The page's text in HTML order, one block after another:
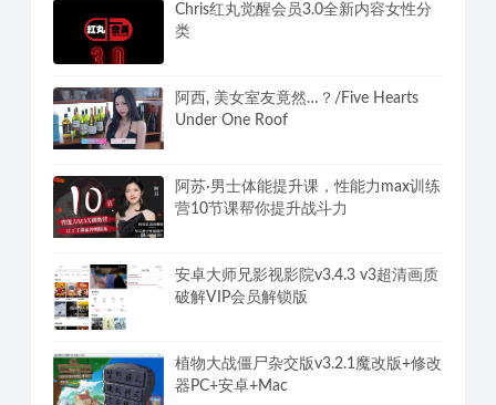
Chris红丸觉醒会员3.0全新内容女性分
类
阿西, 美女室友竟然…？/Five Hearts
Under One Roof
阿苏·男士体能提升课，性能力max训练
营10节课帮你提升战斗力
安卓大师兄影视影院v3.4.3 v3超清画质
破解VIP会员解锁版
植物大战僵尸杂交版v3.2.1魔改版+修改
器PC+安卓+Mac